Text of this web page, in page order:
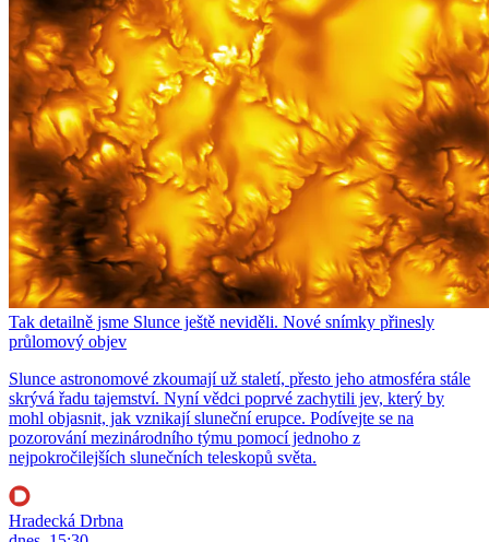
Tak detailně jsme Slunce ještě neviděli. Nové snímky přinesly
průlomový objev
Slunce astronomové zkoumají už staletí, přesto jeho atmosféra stále
skrývá řadu tajemství. Nyní vědci poprvé zachytili jev, který by
mohl objasnit, jak vznikají sluneční erupce. Podívejte se na
pozorování mezinárodního týmu pomocí jednoho z
nejpokročilejších slunečních teleskopů světa.
Hradecká Drbna